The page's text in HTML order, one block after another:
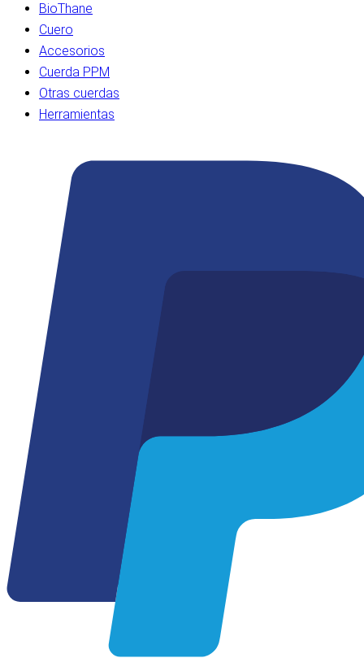
BioThane
Cuero
Accesorios
Cuerda PPM
Otras cuerdas
Herramientas